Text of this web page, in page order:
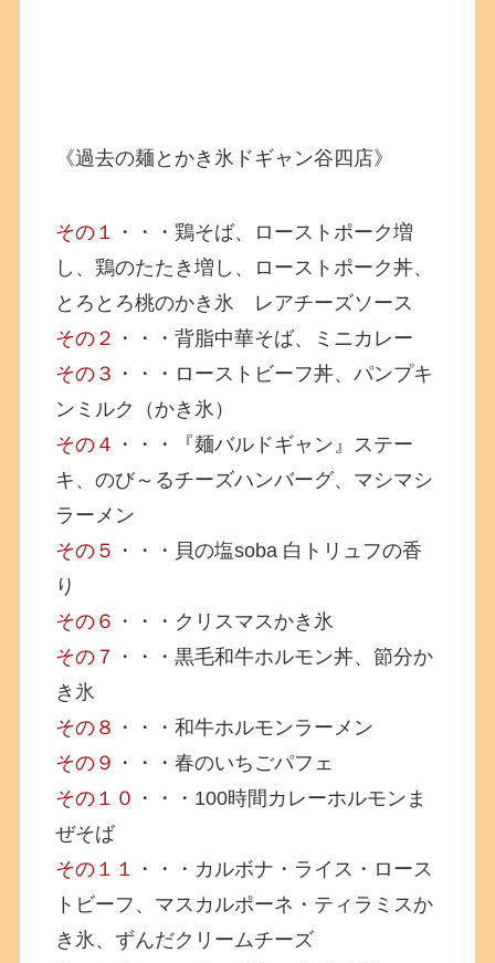
《過去の麺とかき氷ドギャン谷四店》
その１ ・・・鶏そば、ローストポーク増
し、鶏のたたき増し、ローストポーク丼、
とろとろ桃のかき氷 レアチーズソース
その２ ・・・背脂中華そば、ミニカレー
その３ ・・・ローストビーフ丼、パンプキ
ンミルク（かき氷）
その４ ・・・『麺バルドギャン』ステー
キ、のび～るチーズハンバーグ、マシマシ
ラーメン
その５ ・・・貝の塩soba 白トリュフの香
り
その６ ・・・クリスマスかき氷
その７ ・・・黒毛和牛ホルモン丼、節分か
き氷
その８ ・・・和牛ホルモンラーメン
その９ ・・・春のいちごパフェ
その１０ ・・・100時間カレーホルモンま
ぜそば
その１１ ・・・カルボナ・ライス・ロース
トビーフ、マスカルポーネ・ティラミスか
き氷、ずんだクリームチーズ